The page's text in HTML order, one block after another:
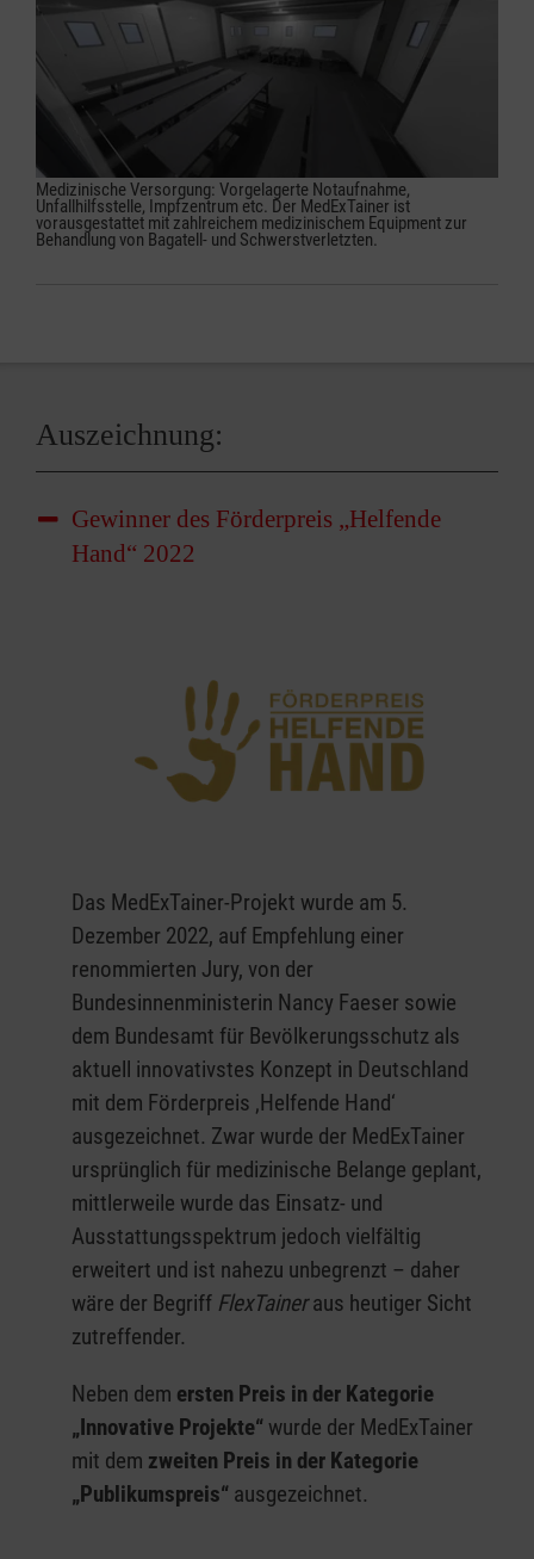
Medizinische Versorgung: Vorgelagerte Notaufnahme,
Unfallhilfsstelle, Impfzentrum etc. Der MedExTainer ist
vorausgestattet mit zahlreichem medizinischem Equipment zur
Behandlung von Bagatell- und Schwerstverletzten.
Auszeichnung:
Gewinner des Förderpreis „Helfende
Hand“ 2022
Das MedExTainer-Projekt wurde am 5.
Dezember 2022, auf Empfehlung einer
renommierten Jury, von der
Bundesinnenministerin Nancy Faeser sowie
dem Bundesamt für Bevölkerungsschutz als
aktuell innovativstes Konzept in Deutschland
mit dem Förderpreis ‚Helfende Hand‘
ausgezeichnet. Zwar wurde der MedExTainer
ursprünglich für medizinische Belange geplant,
mittlerweile wurde das Einsatz- und
Ausstattungsspektrum jedoch vielfältig
erweitert und ist nahezu unbegrenzt – daher
wäre der Begriff FlexTaineraus heutiger Sicht
zutreffender.
Neben dem ersten Preis in der Kategorie
„Innovative Projekte“ wurde der MedExTainer
mit dem zweiten Preis in der Kategorie
„Publikumspreis“ ausgezeichnet.